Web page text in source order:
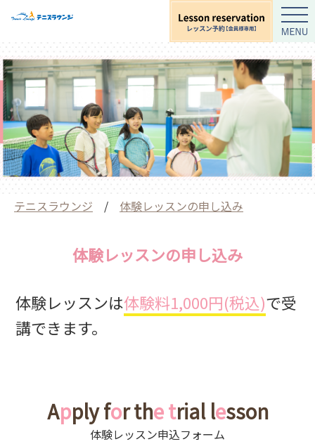
テニスラウンジ / 体験レッスンの申し込み
体験レッスンの申し込み
体験レッスンは体験料1,000円(税込)で受
講できます。
Apply for thetrial lesson
体験レッスン申込フォーム